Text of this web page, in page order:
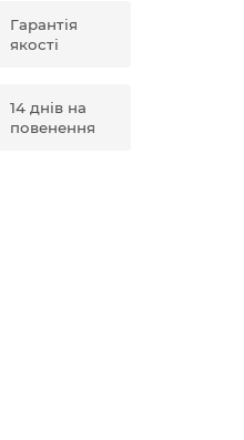
Гарантія
якості
14 днів на
повенення